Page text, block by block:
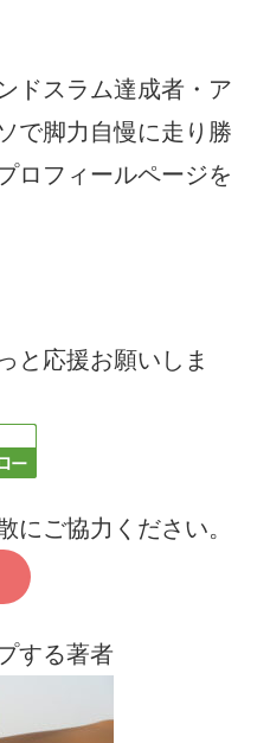
ドスラム達成者・ア
で脚力自慢に走り勝
ロフィールページを
と応援お願いしま
にご協力ください。
する著者